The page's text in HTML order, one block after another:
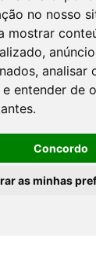
no nosso
mostrar
analisar
entender de
Concordo
as minhas
plantamos uma